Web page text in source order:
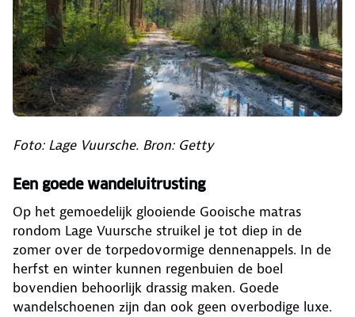
Foto: Lage Vuursche. Bron: Getty
Een goede wandeluitrusting
Op het gemoedelijk glooiende Gooische matras
rondom Lage Vuursche struikel je tot diep in de
zomer over de torpedovormige dennenappels. In de
herfst en winter kunnen regenbuien de boel
bovendien behoorlijk drassig maken. Goede
wandelschoenen zijn dan ook geen overbodige luxe.